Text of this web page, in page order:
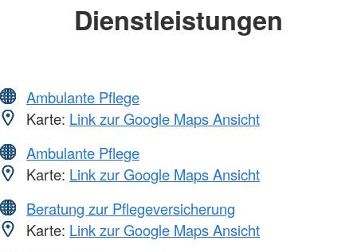
Dienstleistungen
Ambulante Pflege
Karte: Link zur Google Maps Ansicht
Ambulante Pflege
Karte: Link zur Google Maps Ansicht
Beratung zur Pflegeversicherung
Karte: Link zur Google Maps Ansicht